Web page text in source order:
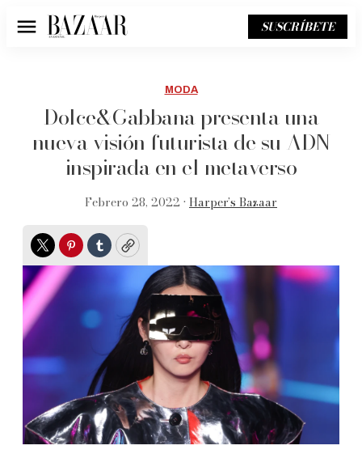
Menú SUSCRÍBETE
MODA
Dolce&Gabbana presenta una
nueva visión futurista de su ADN
inspirada en el metaverso
Febrero 28, 2022 • Harper’s Bazaar
TwitterPinterest
TumblrCopy